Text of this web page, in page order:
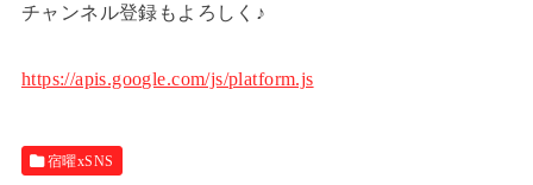
チャンネル登録もよろしく♪
https://apis.google.com/js/platform.js
宿曜xSNS